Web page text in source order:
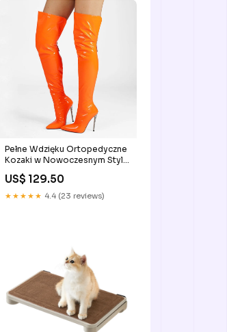
Pełne Wdzięku Ortopedyczne
Kozaki w Nowoczesnym Stylu
US$ 129.50
★★★★★ 4.4 (23 reviews)